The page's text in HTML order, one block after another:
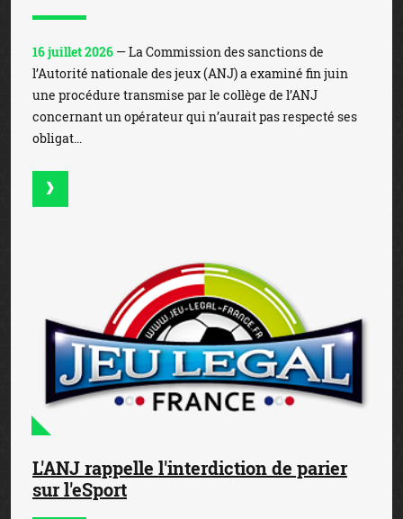
16 juillet 2026 — La Commission des sanctions de
l’Autorité nationale des jeux (ANJ) a examiné fin juin
une procédure transmise par le collège de l’ANJ
concernant un opérateur qui n’aurait pas respecté ses
obligat...
L'ANJ rappelle l'interdiction de parier
sur l'eSport